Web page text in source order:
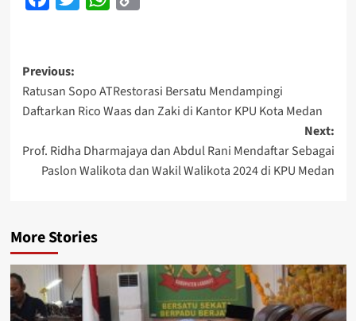
Post
navigation
Previous:
Ratusan Sopo ATRestorasi Bersatu Mendampingi
Daftarkan Rico Waas dan Zaki di Kantor KPU Kota Medan
Next:
Prof. Ridha Dharmajaya dan Abdul Rani Mendaftar Sebagai
Paslon Walikota dan Wakil Walikota 2024 di KPU Medan
More Stories